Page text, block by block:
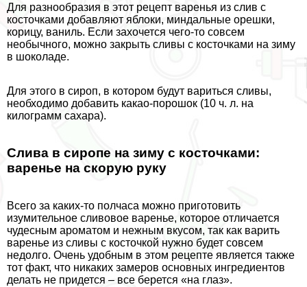
Для разнообразия в этот рецепт варенья из слив с
косточками добавляют яблоки, миндальные орешки,
корицу, ваниль. Если захочется чего-то совсем
необычного, можно закрыть сливы с косточками на зиму
в шоколаде.
Для этого в сироп, в котором будут вариться сливы,
необходимо добавить какао-порошок (10 ч. л. на
килограмм сахара).
Слива в сиропе на зиму с косточками:
варенье на скорую руку
Всего за каких-то полчаса можно приготовить
изумительное сливовое варенье, которое отличается
чудесным ароматом и нежным вкусом, так как варить
варенье из сливы с косточкой нужно будет совсем
недолго. Очень удобным в этом рецепте является также
тот факт, что никаких замеров основных ингредиентов
делать не придется – все берется «на глаз».